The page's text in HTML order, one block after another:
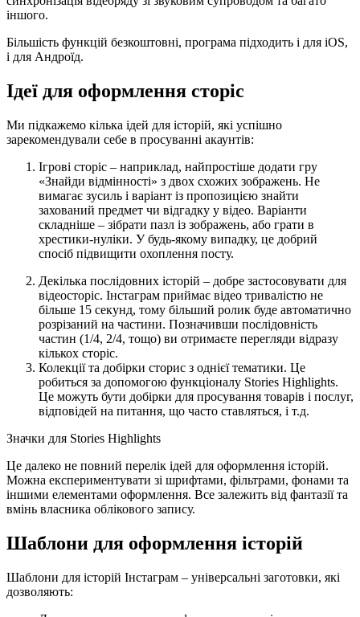
іншого.
Більшість функцій безкоштовні, програма підходить і для iOS,
і для Андроїд.
Ідеї ​​для оформлення сторіс
Ми підкажемо кілька ідей для історій, які успішно
зарекомендували себе в просуванні акаунтів:
Ігрові сторіс – наприклад, найпростіше додати гру
«Знайди відмінності» з двох схожих зображень. Не
вимагає зусиль і варіант із пропозицією знайти
захований предмет чи відгадку у відео. Варіанти
складніше – зібрати пазл із зображень, або грати в
хрестики-нуліки. У будь-якому випадку, це добрий
спосіб підвищити охоплення посту.
Декілька послідовних історій – добре застосовувати для
відеосторіс. Інстаграм приймає відео тривалістю не
більше 15 секунд, тому більший ролик буде автоматично
розрізаний на частини. Позначивши послідовність
частин (1/4, 2/4, тощо) ви отримаєте перегляди відразу
кількох сторіс.
Колекції та добірки сторис з однієї тематики. Це
робиться за допомогою функціоналу Stories Highlights.
Це можуть бути добірки для просування товарів і послуг,
відповідей на питання, що часто ставляться, і т.д.
Значки для Stories Highlights
Це далеко не повний перелік ідей для оформлення історій.
Можна експериментувати зі шрифтами, фільтрами, фонами та
іншими елементами оформлення. Все залежить від фантазії та
вмінь власника облікового запису.
Шаблони для оформлення історій
Шаблони для історій Інстаграм – універсальні заготовки, які
дозволяють: